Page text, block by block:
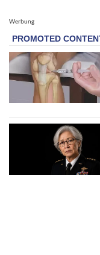
Werbung